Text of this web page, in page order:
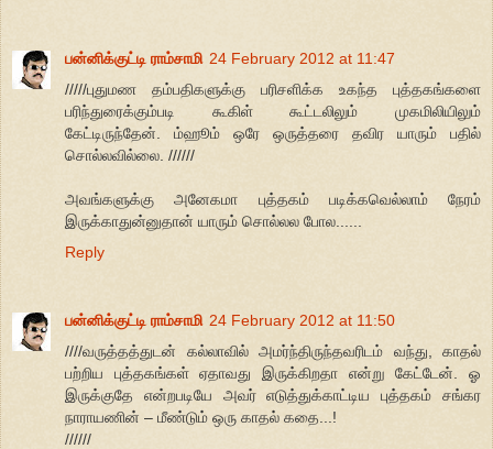
பன்னிக்குட்டி ராம்சாமி 24 February 2012 at 11:47
/////புதுமண தம்பதிகளுக்கு பரிசளிக்க உகந்த புத்தகங்களை
பரிந்துரைக்கும்படி கூகிள் கூட்டலிலும் முகமிலியிலும்
கேட்டிருந்தேன். ம்ஹூம் ஒரே ஒருத்தரை தவிர யாரும் பதில்
சொல்லவில்லை. //////
அவங்களுக்கு அனேகமா புத்தகம் படிக்கவெல்லாம் நேரம்
இருக்காதுன்னுதான் யாரும் சொல்லல போல......
Reply
பன்னிக்குட்டி ராம்சாமி 24 February 2012 at 11:50
////வருத்தத்துடன் கல்லாவில் அமர்ந்திருந்தவரிடம் வந்து, காதல்
பற்றிய புத்தகங்கள் ஏதாவது இருக்கிறதா என்று கேட்டேன். ஓ
இருக்குதே என்றபடியே அவர் எடுத்துக்காட்டிய புத்தகம் சங்கர
நாராயணின் – மீண்டும் ஒரு காதல் கதை...!
//////